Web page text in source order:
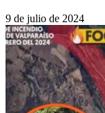
9 de julio de 2024